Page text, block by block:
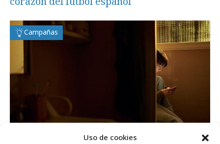
Uso de cookies
Campañas